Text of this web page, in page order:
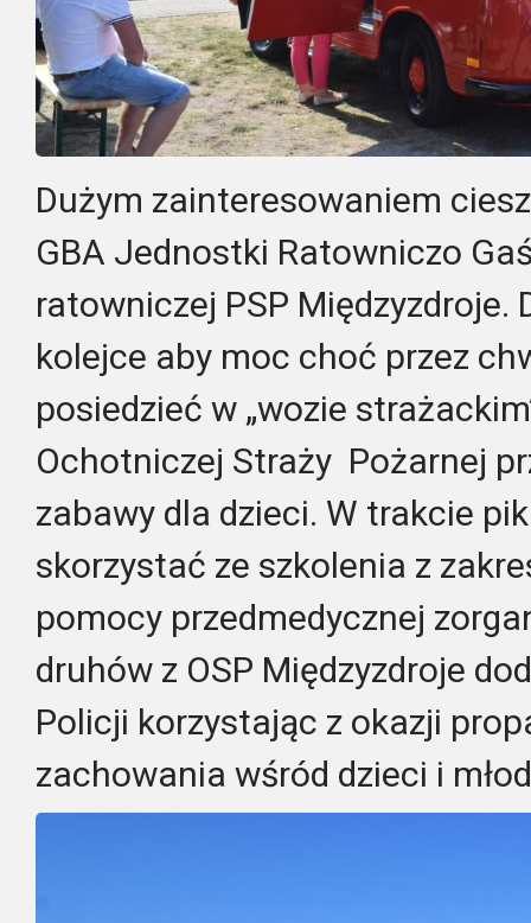
Dużym zainteresowaniem
GBA Jednostki Ratowniczo
ratowniczej PSP Międzyzdroje.
kolejce aby moc choć przez
posiedzieć w „wozie
Ochotniczej Straży Pożarnej
zabawy dla dzieci. W trakcie
skorzystać ze szkolenia z
pomocy przedmedycznej
druhów z OSP Międzyzdroje
Policji korzystając z okazji
zachowania wśród dzieci i